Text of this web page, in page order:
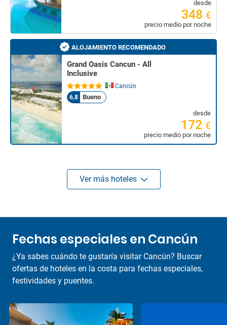
desde
348 €
precio medio por noche
ALOJAMIENTO RECOMENDADO
Grand Oasis Cancun - All
Inclusive
Cancún
6,8
Bueno
desde
172 €
precio medio por noche
Ver más hoteles
Fechas especiales en Cancún
¿Ya sabes cuándo te gustaría visitar Cancún? Buscar
ofertas de hoteles en la costa para fechas especiales,
festividades y puentes.